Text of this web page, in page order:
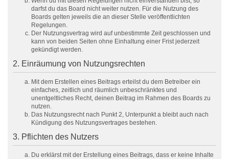
darfst du das Board nicht weiter nutzen. Für die Nutzung des
Boards gelten jeweils die an dieser Stelle veröffentlichten
Regelungen.
Der Nutzungsvertrag wird auf unbestimmte Zeit geschlossen und
kann von beiden Seiten ohne Einhaltung einer Frist jederzeit
gekündigt werden.
2. Einräumung von Nutzungsrechten
Mit dem Erstellen eines Beitrags erteilst du dem Betreiber ein
einfaches, zeitlich und räumlich unbeschränktes und
unentgeltliches Recht, deinen Beitrag im Rahmen des Boards zu
nutzen.
Das Nutzungsrecht nach Punkt 2, Unterpunkt a bleibt auch nach
Kündigung des Nutzungsvertrages bestehen.
3. Pflichten des Nutzers
Du erklärst mit der Erstellung eines Beitrags, dass er keine Inhalte